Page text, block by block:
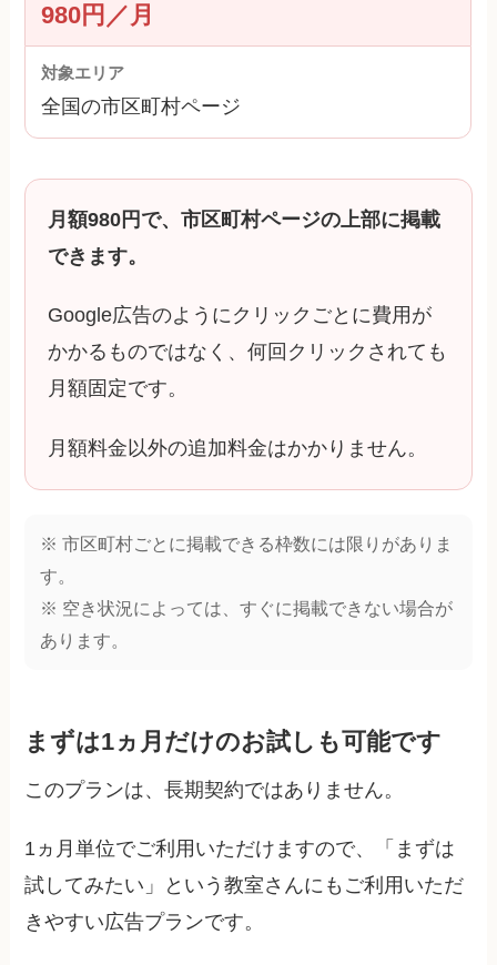
980円／月
全国の市区町村ページ
月額980円で、市区町村ページの上部に掲載
できます。
Google広告のようにクリックごとに費用が
かかるものではなく、何回クリックされても
月額固定です。
月額料金以外の追加料金はかかりません。
※ 市区町村ごとに掲載できる枠数には限りがありま
す。
※ 空き状況によっては、すぐに掲載できない場合が
あります。
まずは1ヵ月だけのお試しも可能です
このプランは、長期契約ではありません。
1ヵ月単位でご利用いただけますので、「まずは
試してみたい」という教室さんにもご利用いただ
きやすい広告プランです。